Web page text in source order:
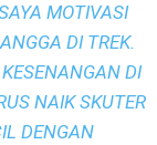
MOTIVASI
DI TREK.
DI
NAIK SKUTER
DENGAN